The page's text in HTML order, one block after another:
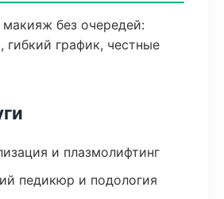
без очередей:
гибкий график, честные
и плазмолифтинг
педикюр и подология